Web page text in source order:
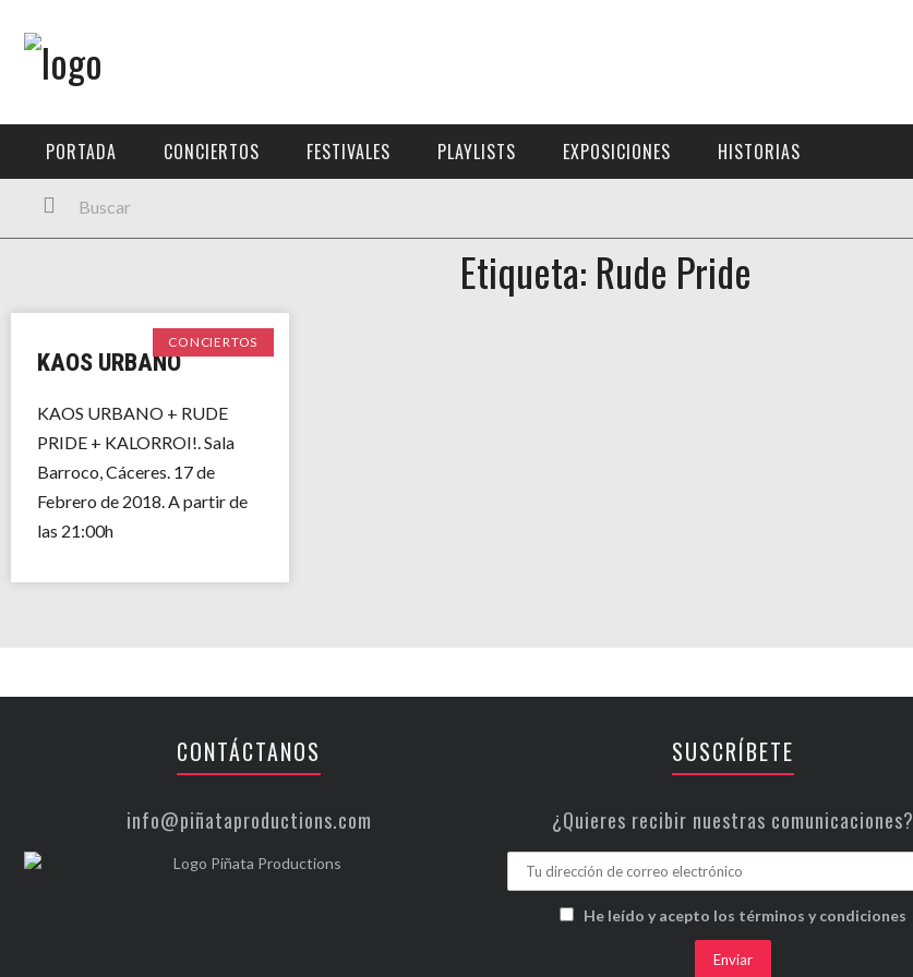
PORTADA
FESTIVALES
HISTORIAS
PORTADA CONCIERTOS FESTIVALES PLAYLISTS EXPOSICIONES HISTORIAS
Etiqueta: Rude Pride
CONCIERTOS
KAOS URBANO
KAOS URBANO + RUDE
PRIDE + KALORROI!. Sala
Barroco, Cáceres. 17 de
Febrero de 2018. A partir de
las 21:00h
CONTÁCTANOS
info@piñataproductions.com
SUSCRÍBETE
¿Quieres recibir nuestras comunicaciones?
He leído y acepto los términos y condiciones